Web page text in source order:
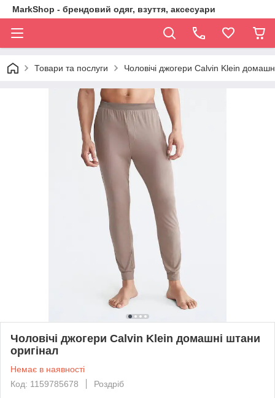
MarkShop - брендовий одяг, взуття, аксесуари
Товари та послуги Чоловічі джогери Calvin Klein
Чоловічі джогери Calvin Klein домашні штани
оригінал
Немає в наявності
Код: 1159785678
Роздріб